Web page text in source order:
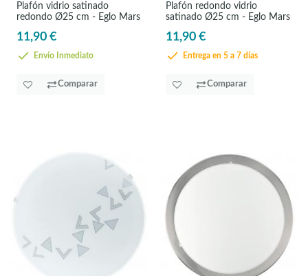
Plafón vidrio satinado
redondo Ø25 cm - Eglo Mars
11,90 €
Envío Inmediato
Comparar
Plafón redondo vidrio
satinado Ø25 cm - Eglo Mars
11,90 €
Entrega en 5 a 7 días
Comparar